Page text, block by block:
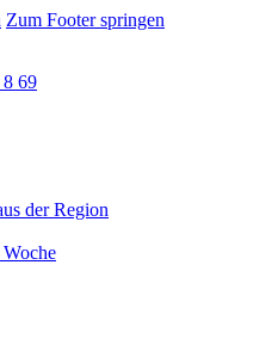
Zum Footer springen
69
der Region